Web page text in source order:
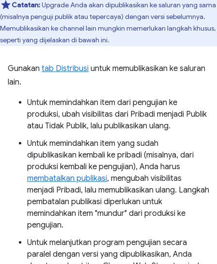
Catatan:Upgrade Anda akan dipublikasikan ke saluran yang sama
(misalnya penguji publik atau tepercaya) dengan versi sebelumnya.
Memublikasikan ke channel lain mungkin memerlukan langkah khusus,
seperti yang dijelaskan di bawah ini.
Gunakan tab Distribusi untuk memublikasikan ke saluran
lain.
Untuk memindahkan item dari pengujian ke
produksi, ubah visibilitas dari Pribadi menjadi Publik
atau Tidak Publik, lalu publikasikan ulang.
Untuk memindahkan item yang sudah
dipublikasikan kembali ke pribadi (misalnya, dari
produksi kembali ke pengujian), Anda harus
membatalkan publikasi, mengubah visibilitas
menjadi Pribadi, lalu memublikasikan ulang. Langkah
pembatalan publikasi diperlukan untuk
memindahkan item "mundur" dari produksi ke
pengujian.
Untuk melanjutkan program pengujian secara
paralel dengan versi yang dipublikasikan, Anda